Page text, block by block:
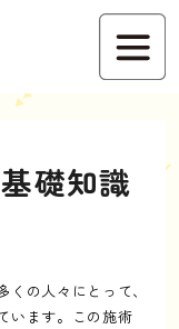
礎知識
の人々にとって、
います。この施術